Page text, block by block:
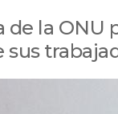
de la ONU